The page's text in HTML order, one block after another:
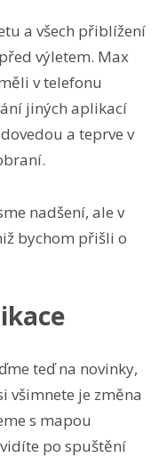
a všech přiblížení
výletem. Max
v telefonu
jiných aplikací
a teprve v
nadšení, ale v
bychom přišli o
teď na novinky,
všimnete je změna
s mapou
po spuštění